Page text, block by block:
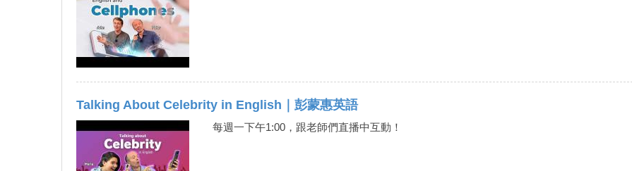
Talking About Celebrity in English｜彭蒙惠英語
每週一下午1:00，跟老師們直播中互動！